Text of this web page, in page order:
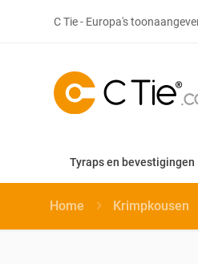
C Tie - Europa's
Tyraps en bevestigingen
Home Krimpkousen